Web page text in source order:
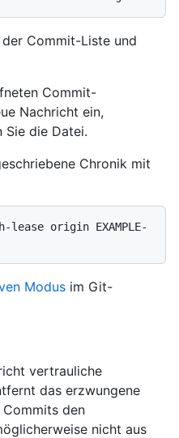
Commit-Liste und
Commit-
Nachricht ein,
Sie die Datei.
Chronik mit
origin EXAMPLE-
Modus im Git-
vertrauliche
das erzwungene
Commits den
nicht aus